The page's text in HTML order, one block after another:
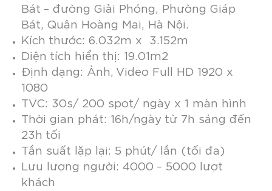
Bát – đường Giải Phóng, Phường Giáp
Bát, Quận Hoàng Mai, Hà Nội.
Kích thước: 6.032m x 3.152m
Diện tích hiển thị: 19.01m2
Định dạng: Ảnh, Video Full HD 1920 x
1080
TVC: 30s/ 200 spot/ ngày x 1 màn hình
Thời gian phát: 16h/ngày từ 7h sáng đến
23h tối
Tần suất lặp lại: 5 phút/ lần (tối đa)
Lưu lượng người: 4000 – 5000 lượt
khách